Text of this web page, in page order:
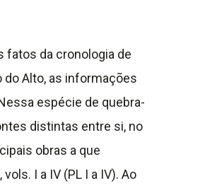
fatos da cronologia de
do Alto, as informações
espécie de quebra-
distintas entre si, no
obras a que
I a IV (PL I a IV). Ao